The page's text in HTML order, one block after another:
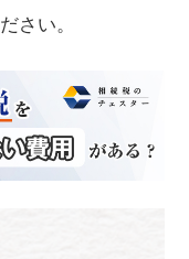
さい。